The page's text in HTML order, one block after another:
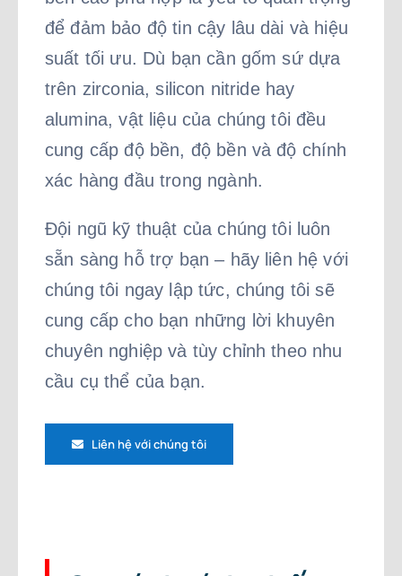
để đảm bảo độ tin cậy lâu dài và hiệu
suất tối ưu. Dù bạn cần gốm sứ dựa
trên zirconia, silicon nitride hay
alumina, vật liệu của chúng tôi đều
cung cấp độ bền, độ bền và độ chính
xác hàng đầu trong ngành.
Đội ngũ kỹ thuật của chúng tôi luôn
sẵn sàng hỗ trợ bạn – hãy liên hệ với
chúng tôi ngay lập tức, chúng tôi sẽ
cung cấp cho bạn những lời khuyên
chuyên nghiệp và tùy chỉnh theo nhu
cầu cụ thể của bạn.
Liên hệ với chúng tôi